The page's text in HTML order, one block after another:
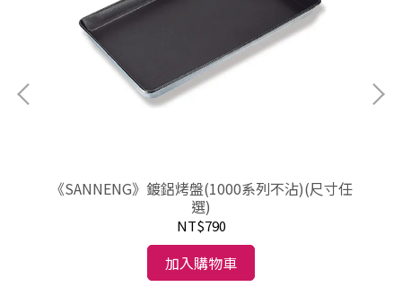
《SANNENG》鍍鋁烤盤(1000系列不沾)(尺寸任
選)
NT$790
加入購物車